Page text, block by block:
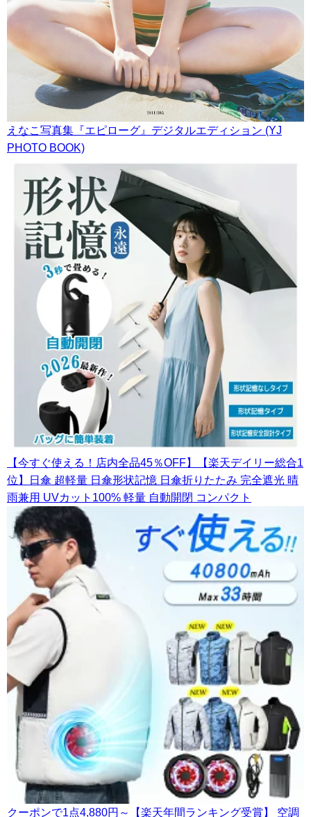
えなこ写真集『エピローグ』デジタルエディション (YJ
PHOTO BOOK)
【今すぐ使える！店内全品45％OFF】【楽天デイリー総合1
位】日傘 超軽量 日傘形状記憶 日傘折りたたみ 完全遮光 晴
雨兼用 UVカット100% 軽量 自動開閉 コンパクト
クーポンで1点4,880円～【楽天年間ランキング受賞】 空調